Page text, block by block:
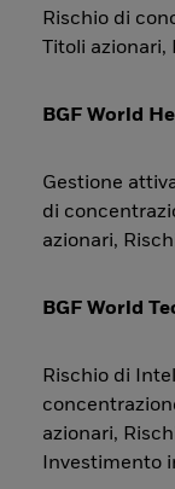
Rischio di
Titoli
BGF World
Gestione
di
azionari,
BGF World
Rischio di
azionari,
Investimento